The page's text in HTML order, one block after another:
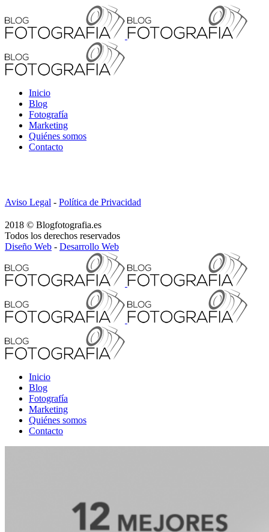
Inicio
Blog
Fotografía
Marketing
Quiénes somos
Contacto
Aviso Legal - Política de Privacidad
2018 © Blogfotografia.es
Todos los derechos reservados
Diseño Web - Desarrollo Web
Inicio
Blog
Fotografía
Marketing
Quiénes somos
Contacto